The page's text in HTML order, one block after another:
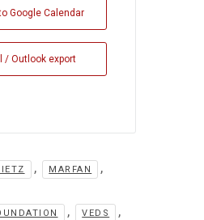
Google Calendar
/ Outlook export
, MARFAN ,
, VEDS ,